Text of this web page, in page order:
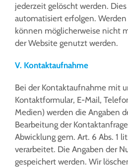
jederzeit gelöscht werden.
automatisiert erfolgen.
können möglicherweise nicht
der Website genutzt werden.
V. Kontaktaufnahme
Bei der Kontaktaufnahme mit
Kontaktformular, E-Mail,
Medien) werden die Angaben
Bearbeitung der
Abwicklung gem. Art. 6 Abs. 1
verarbeitet. Die Angaben der
gespeichert werden. Wir